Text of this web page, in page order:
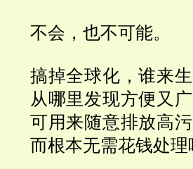
不会，也不可能。
搞掉全球化，谁来
从哪里发现方便又
可用来随意排放高
而根本无需花钱处理